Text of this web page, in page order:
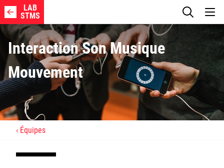
LAB
STMS
Axes de recherche
Membres
Projets
Interaction Son Musique
Mouvement
Équipes